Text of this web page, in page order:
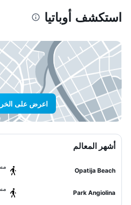
استكشف أوباتيا
اعرض على
أشهر المعالم
Opatija Beach
Park Angiolina